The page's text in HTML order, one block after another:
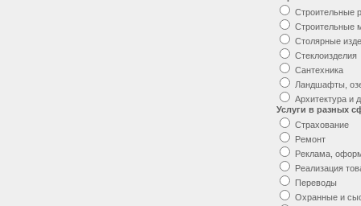
Строительные
Строительные
Столярные
Стеклоизделия
Сантехника
Ландшафты,
Архитектура и
Услуги в разных
Страхование
Ремонт
Реклама,
Реализация
Переводы
Охранные и